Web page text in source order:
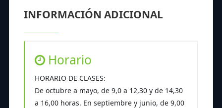
INFORMACIÓN ADICIONAL
Horario
HORARIO DE CLASES:
De octubre a mayo, de 9,0 a 12,30 y de 14,30
a 16,00 horas. En septiembre y junio, de 9,00